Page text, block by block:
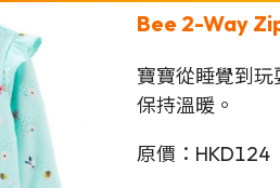
Bee 2-Way
寶寶從睡覺到
保持溫暖。
原價：HKD124